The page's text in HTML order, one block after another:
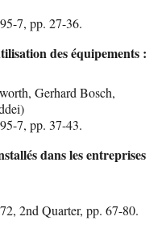
7, pp. 27-36.
des équipements :
Gerhard Bosch,
7, pp. 37-43.
dans les entreprises
2nd Quarter, pp. 67-80.